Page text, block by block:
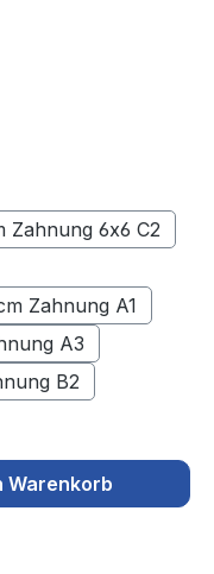
Zahnung 6x6 C2
Zahnung A1
A3
B2
Warenkorb